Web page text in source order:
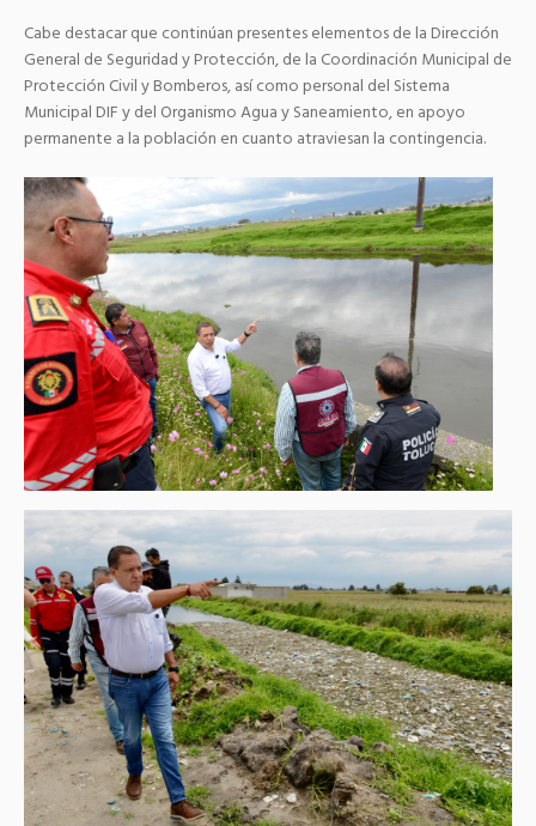
Cabe destacar que continúan presentes elementos de la Dirección
General de Seguridad y Protección, de la Coordinación Municipal de
Protección Civil y Bomberos, así como personal del Sistema
Municipal DIF y del Organismo Agua y Saneamiento, en apoyo
permanente a la población en cuanto atraviesan la contingencia.